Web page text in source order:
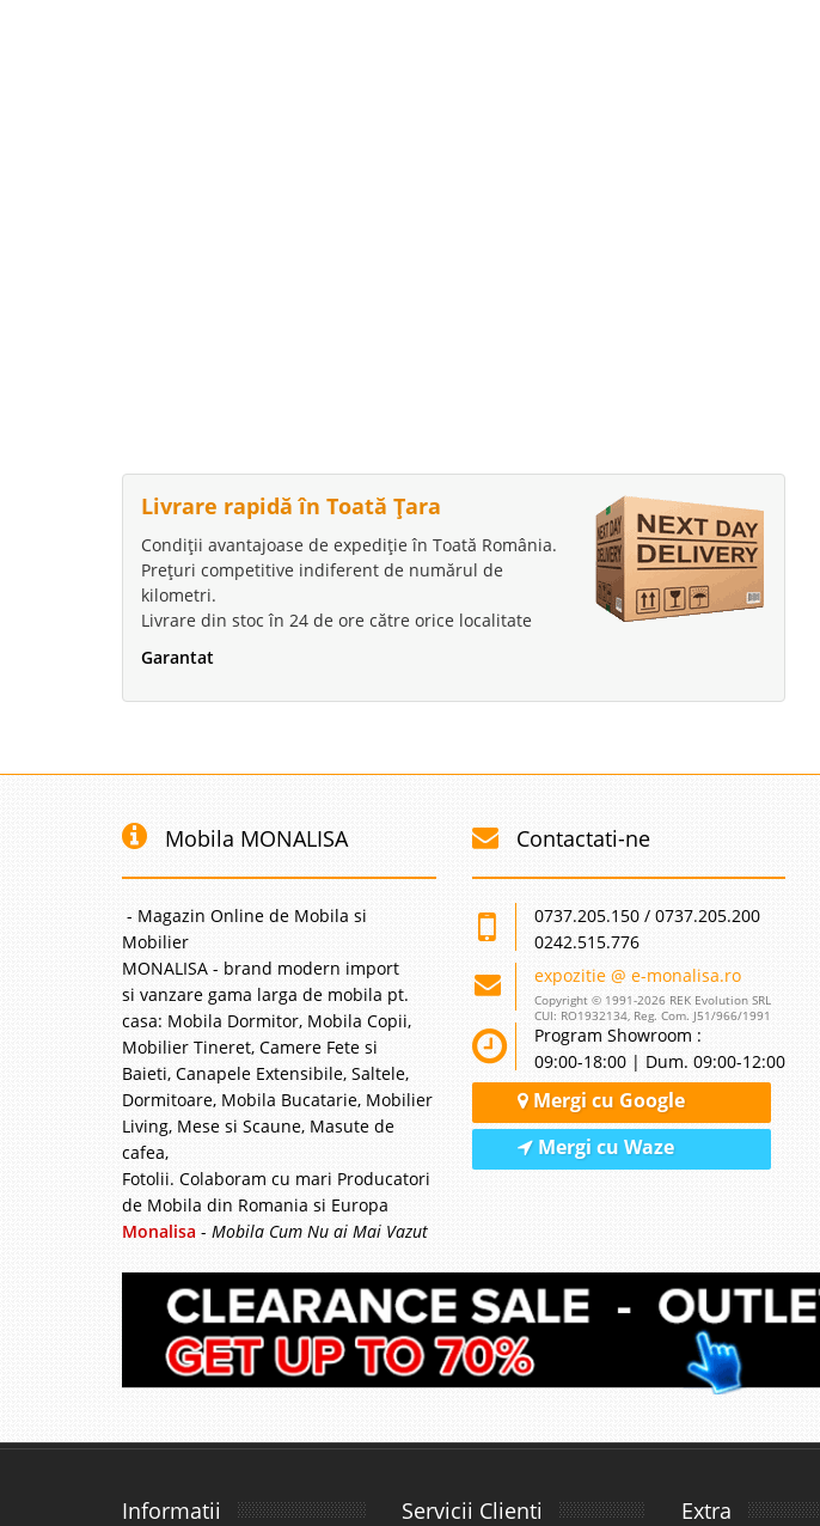
Livrare rapidă în Toată Țara
Condiții avantajoase de expediție în Toată România.
Prețuri competitive indiferent de numărul de
kilometri.
Livrare din stoc în 24 de ore către orice localitate
Garantat
Mobila MONALISA
- Magazin Online de Mobila si
Mobilier
MONALISA - brand modern import
si vanzare gama larga de mobila pt.
casa: Mobila Dormitor, Mobila Copii,
Mobilier Tineret, Camere Fete si
Baieti, Canapele Extensibile, Saltele,
Dormitoare, Mobila Bucatarie, Mobilier
Living, Mese si Scaune, Masute de
cafea,
Fotolii. Colaboram cu mari Producatori
de Mobila din Romania si Europa
Monalisa - Mobila Cum Nu ai Mai Vazut
Contactati-ne
0737.205.150 / 0737.205.200
0242.515.776
expozitie @ e-monalisa.ro
Copyright © 1991-2026 REK Evolution SRL
CUI: RO1932134, Reg. Com. J51/966/1991
Program Showroom :
09:00-18:00 | Dum. 09:00-12:00
Mergi cu Google
Mergi cu Waze
Informatii Servicii Clienti Extra